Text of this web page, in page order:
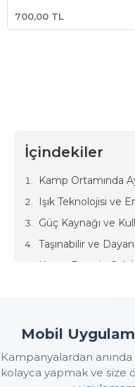
700,00 TL
İçindekiler
Kamp Ortamında
Işık Teknolojisi ve
Güç Kaynağı ve
Taşınabilir ve
Kamp Dışında Çok
doğa tamamen farklı bir
aydınlatma hayati bir
hareket edebilmek,
oturup çevrenin tadını
gerekir. Bu nedenle
Mobil
Kampanyalardan
kolayca yapmak ve size